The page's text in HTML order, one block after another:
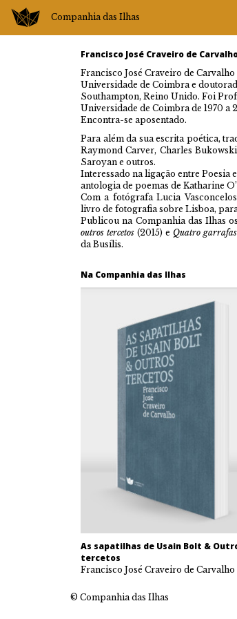
Companhia das Ilhas
Francisco José Craveiro de
Francisco José Craveiro de
Universidade de Coimbra e
Southampton, Reino Unido. Foi
Universidade de Coimbra de 1970 a
Encontra-se aposentado.
Para além da sua escrita poética,
Raymond Carver, Charles
Saroyan e outros.
Interessado na ligação entre Poesia
antologia de poemas de Katharine
Com a fotógrafa Lucia
livro de fotografia sobre Lisboa,
Publicou na Companhia das Ilhas
outros tercetos (2015) e Quatro
da Busílis.
Na Companhia das Ilhas
As sapatilhas de Usain Bolt &
tercetos
Francisco José Craveiro de Carvalho
© Companhia das Ilhas